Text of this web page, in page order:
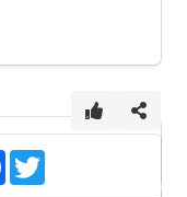
Facebook